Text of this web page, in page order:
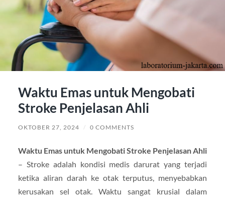
Waktu Emas untuk Mengobati
Stroke Penjelasan Ahli
OKTOBER 27, 2024 / 0 COMMENTS
Waktu Emas untuk Mengobati Stroke Penjelasan Ahli
– Stroke adalah kondisi medis darurat yang terjadi
ketika aliran darah ke otak terputus, menyebabkan
kerusakan sel otak. Waktu sangat krusial dalam